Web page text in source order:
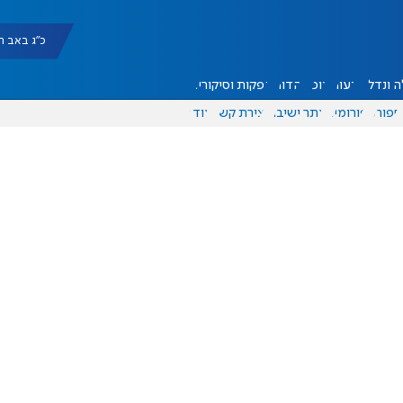
כ"ג באב תשפ"ו
ונדל"ן דעות אוכל יהדות הפקות וסיקורים
ספורט פורומים אתר ישיבה יצירת קשר עוד